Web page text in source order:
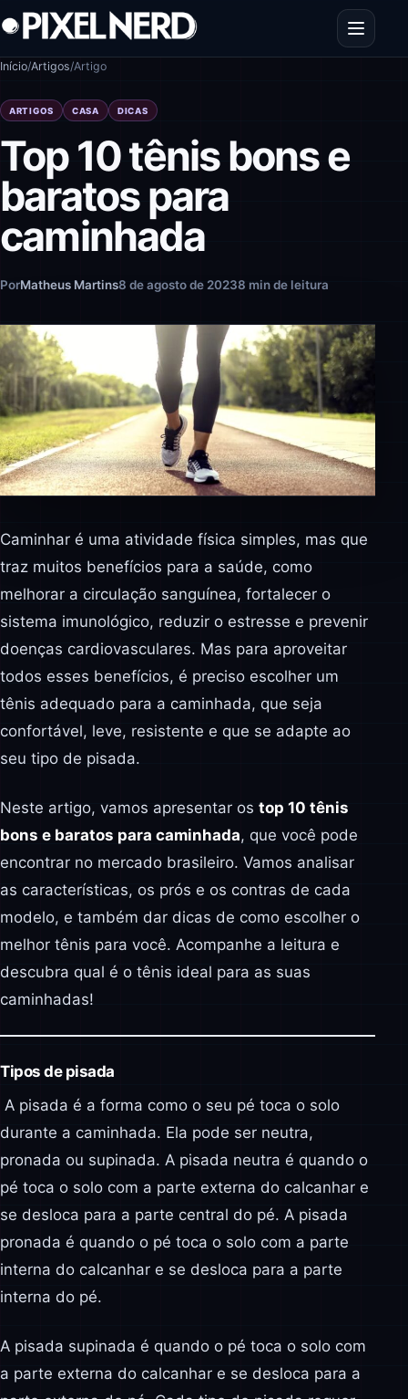
Pular para o conteúdo
Abrir
Início/Artigos/Artigo
ARTIGOS CASA DICAS
Top 10 tênis bons e
baratos para
caminhada
PorMatheus Martins8 de agosto de 20238 min de leitura
Caminhar é uma atividade física simples, mas que
traz muitos benefícios para a saúde, como
melhorar a circulação sanguínea, fortalecer o
sistema imunológico, reduzir o estresse e prevenir
doenças cardiovasculares. Mas para aproveitar
todos esses benefícios, é preciso escolher um
tênis adequado para a caminhada, que seja
confortável, leve, resistente e que se adapte ao
seu tipo de pisada.
Neste artigo, vamos apresentar os top 10 tênis
bons e baratos para caminhada, que você pode
encontrar no mercado brasileiro. Vamos analisar
as características, os prós e os contras de cada
modelo, e também dar dicas de como escolher o
melhor tênis para você. Acompanhe a leitura e
descubra qual é o tênis ideal para as suas
caminhadas!
Tipos de pisada
A pisada é a forma como o seu pé toca o solo
durante a caminhada. Ela pode ser neutra,
pronada ou supinada. A pisada neutra é quando o
pé toca o solo com a parte externa do calcanhar e
se desloca para a parte central do pé. A pisada
pronada é quando o pé toca o solo com a parte
interna do calcanhar e se desloca para a parte
interna do pé.
A pisada supinada é quando o pé toca o solo com
a parte externa do calcanhar e se desloca para a